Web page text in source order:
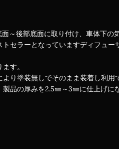
～後部底面に取り付け、車体下
セラーとなっていますディフュ
す。
り塗装無しでそのまま装着し利用
品の厚みを2.5㎜～3㎜に仕上げ